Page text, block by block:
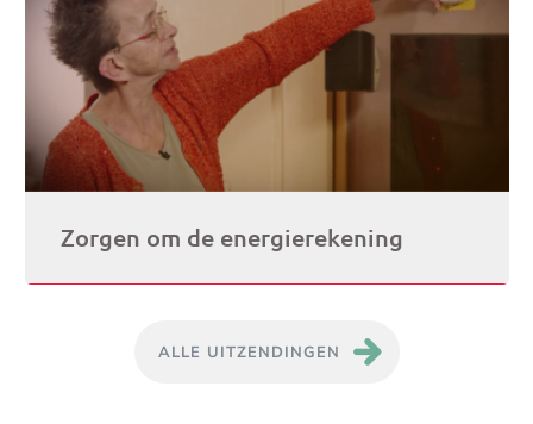
Zorgen om de energierekening
ALLE UITZENDINGEN